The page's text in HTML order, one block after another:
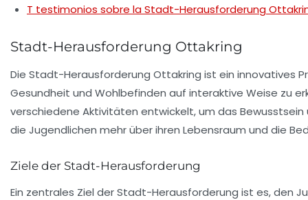
T testimonios sobre la Stadt-Herausforderung
Stadt-Herausforderung Ottakring
Die Stadt-Herausforderung Ottakring ist ein innovatives
Gesundheit und Wohlbefinden auf interaktive Weise zu
verschiedene Aktivitäten entwickelt, um das
die Jugendlichen mehr über ihren Lebensraum und die
Ziele der Stadt-Herausforderung
Ein zentrales Ziel der Stadt-Herausforderung ist es, den